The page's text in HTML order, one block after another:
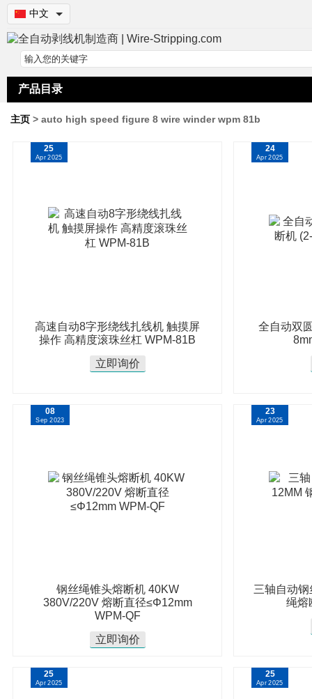
中文
产品目录
主页> auto high speed figure 8 wire winder wpm 81b
25
Apr 2025
高速自动8字形绕线扎线机 触摸屏
操作 高精度滚珠丝杠 WPM-81B
立即询价
24
Apr 2025
全自动双
08
Sep 2023
钢丝绳锥头熔断机 40KW
380V/220V 熔断直径≤Φ12mm
WPM-QF
立即询价
23
Apr 2025
三轴自动
绳熔
25
Apr 2025
25
Apr 2025